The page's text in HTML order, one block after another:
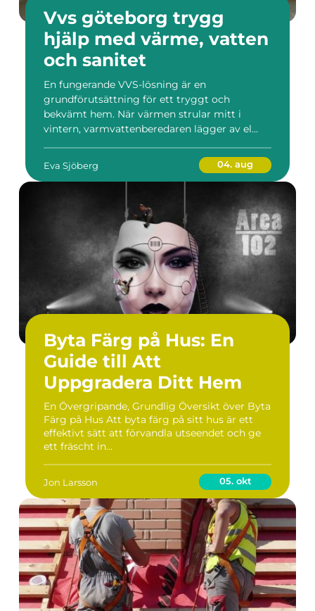
Vvs göteborg trygg
hjälp med värme, vatten
och sanitet
En fungerande VVS-lösning är en
grundförutsättning för ett tryggt och
bekvämt hem. När värmen strular mitt i
vintern, varmvattenberedaren lägger av el...
Eva Sjöberg 04. aug
Byta Färg på Hus: En
Guide till Att
Uppgradera Ditt Hem
En Övergripande, Grundlig Översikt över Byta
Färg på Hus Att byta färg på sitt hus är ett
effektivt sätt att förvandla utseendet och ge
ett fräscht in...
Jon Larsson 05. okt